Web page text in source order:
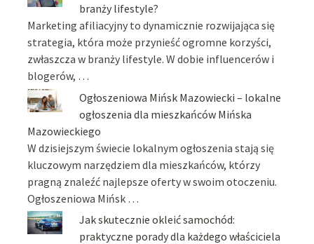
branży lifestyle?
Marketing afiliacyjny to dynamicznie rozwijająca się
strategia, która może przynieść ogromne korzyści,
zwłaszcza w branży lifestyle. W dobie influencerów i
blogerów, …
Ogłoszeniowa Mińsk Mazowiecki – lokalne
ogłoszenia dla mieszkańców Mińska
Mazowieckiego
W dzisiejszym świecie lokalnym ogłoszenia stają się
kluczowym narzędziem dla mieszkańców, którzy
pragną znaleźć najlepsze oferty w swoim otoczeniu.
Ogłoszeniowa Mińsk …
Jak skutecznie okleić samochód:
praktyczne porady dla każdego właściciela